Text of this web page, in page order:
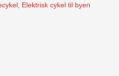
Elektrisk cykel til byen